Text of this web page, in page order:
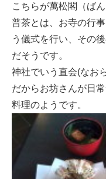
こちらが萬松閣（ば
普茶とは、お寺の行
う儀式を行い、その
だそうです。
神社でいう直会(なお
だからお坊さんが日
料理のようです。